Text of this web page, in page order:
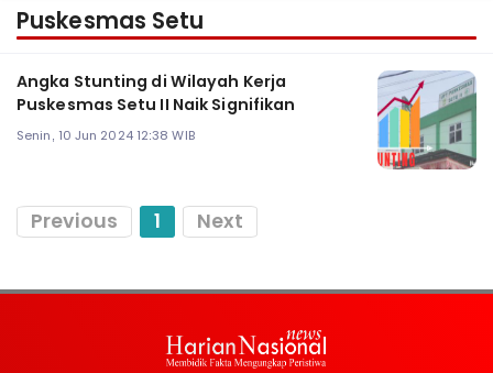
Puskesmas Setu
Angka Stunting di Wilayah Kerja
Puskesmas Setu II Naik Signifikan
Senin, 10 Jun 2024 12:38 WIB
Previous 1 Next